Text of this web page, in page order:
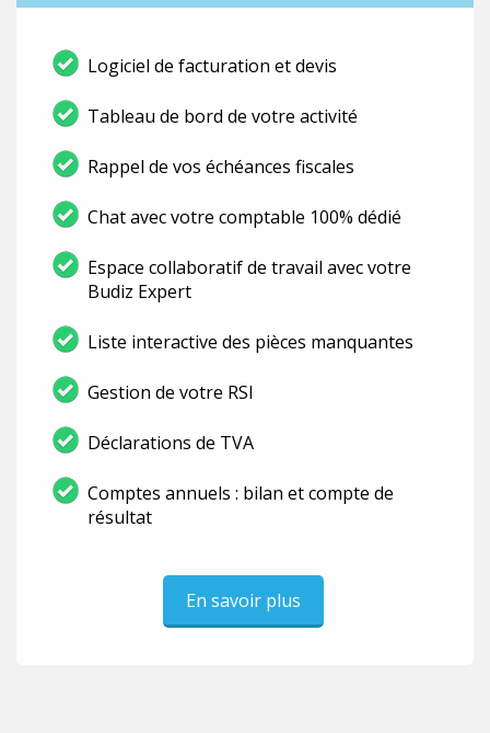
Logiciel de facturation et devis
Tableau de bord de votre activité
Rappel de vos échéances fiscales
Chat avec votre comptable 100% dédié
Espace collaboratif de travail avec votre
Budiz Expert
Liste interactive des pièces manquantes
Gestion de votre RSI
Déclarations de TVA
Comptes annuels : bilan et compte de
résultat
En savoir plus